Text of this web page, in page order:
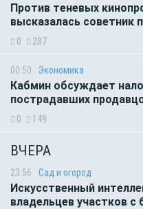
Против теневых
высказалась советник
0 287
00:50 Экономика
Кабмин обсуждает
пострадавших
0 149
ВЧЕРА
23:56 Сад и огород
Искусственный
владельцев участков